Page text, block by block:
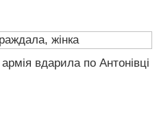
вдарила по Антонівці